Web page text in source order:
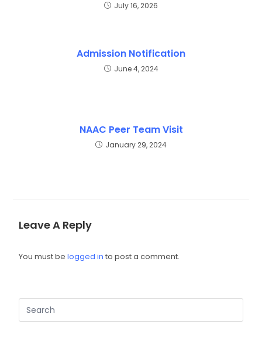
July 16, 2026
Admission Notification
June 4, 2024
NAAC Peer Team Visit
January 29, 2024
Leave A Reply
You must belogged in to post a comment.